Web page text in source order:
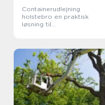
Containerudlejning
holstebro en praktisk
løsning til